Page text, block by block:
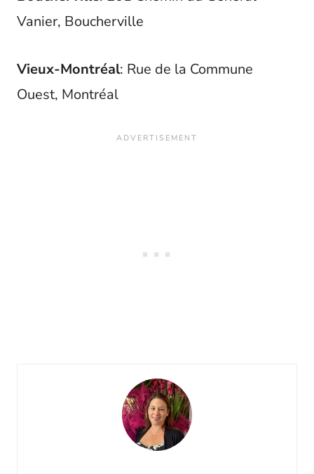
Vanier, Boucherville
Vieux-Montréal: Rue de la Commune
Ouest, Montréal